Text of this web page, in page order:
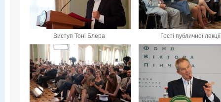
Виступ Тоні Блера Гості публичної лекції